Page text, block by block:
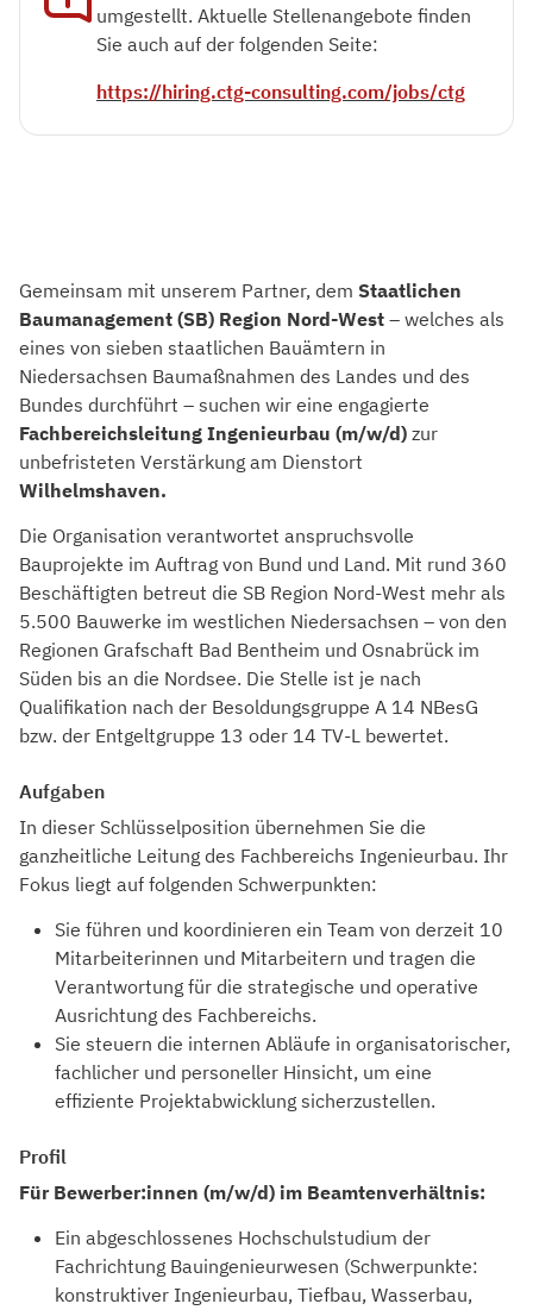
umgestellt. Aktuelle Stellenangebote finden
Sie auch auf der folgenden Seite:
https://hiring.ctg-consulting.com/jobs/ctg
Gemeinsam mit unserem Partner, dem Staatlichen
Baumanagement (SB) Region Nord-West – welches als
eines von sieben staatlichen Bauämtern in
Niedersachsen Baumaßnahmen des Landes und des
Bundes durchführt – suchen wir eine engagierte
Fachbereichsleitung Ingenieurbau (m/w/d) zur
unbefristeten Verstärkung am Dienstort
Wilhelmshaven.
Die Organisation verantwortet anspruchsvolle
Bauprojekte im Auftrag von Bund und Land. Mit rund 360
Beschäftigten betreut die SB Region Nord-West mehr als
5.500 Bauwerke im westlichen Niedersachsen – von den
Regionen Grafschaft Bad Bentheim und Osnabrück im
Süden bis an die Nordsee. Die Stelle ist je nach
Qualifikation nach der Besoldungsgruppe A 14 NBesG
bzw. der Entgeltgruppe 13 oder 14 TV-L bewertet.
Aufgaben
In dieser Schlüsselposition übernehmen Sie die
ganzheitliche Leitung des Fachbereichs Ingenieurbau. Ihr
Fokus liegt auf folgenden Schwerpunkten:
Sie führen und koordinieren ein Team von derzeit 10
Mitarbeiterinnen und Mitarbeitern und tragen die
Verantwortung für die strategische und operative
Ausrichtung des Fachbereichs.
Sie steuern die internen Abläufe in organisatorischer,
fachlicher und personeller Hinsicht, um eine
effiziente Projektabwicklung sicherzustellen.
Profil
Für Bewerber:innen (m/w/d) im Beamtenverhältnis:
Ein abgeschlossenes Hochschulstudium der
Fachrichtung Bauingenieurwesen (Schwerpunkte:
konstruktiver Ingenieurbau, Tiefbau, Wasserbau,